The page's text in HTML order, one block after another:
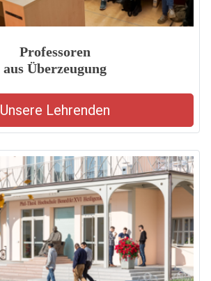
Professoren
aus Überzeugung
Unsere Lehrenden